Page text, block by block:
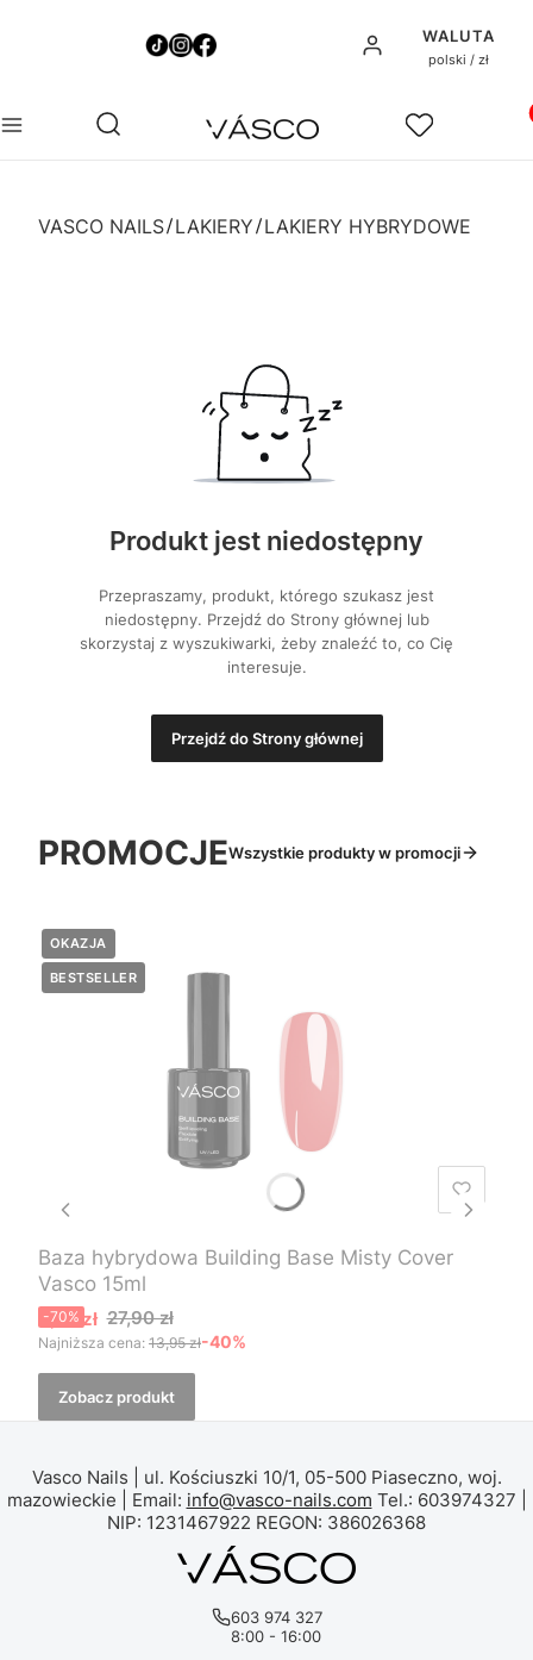
Zaloguj sięWALUTA
polski / zł
Menu Otwórz wyszukiwarkę
Szukaj Ulubione
VASCO NAILS LAKIERY LAKIERY HYBRYDOWE
Produkt jest niedostępny
Przepraszamy, produkt, którego szukasz jest
niedostępny. Przejdź do Strony głównej lub
skorzystaj z wyszukiwarki, żeby znaleźć to, co Cię
interesuje.
Przejdź do Strony głównej
PROMOCJEWszystkie produkty w promocji
OKAZJA
BESTSELLER
Baza hybrydowa Building Base Misty Cover
Vasco 15ml
Cena promocyjna
8,37 zł 27,90 zł
-70%
Najniższa cena: 13,95 zł-40%
Zobacz produkt
Vasco Nails | ul. Kościuszki 10/1, 05-500 Piaseczno, woj.
mazowieckie | Email: info@vasco-nails.com Tel.: 603974327 |
NIP: 1231467922 REGON: 386026368
603 974 327
8:00 - 16:00